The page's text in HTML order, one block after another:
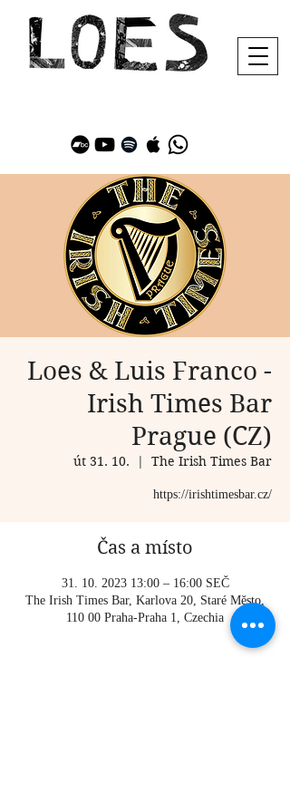
Loes & Luis Franco -
Irish Times Bar
Prague (CZ)
út 31. 10.
  |
The Irish Times Bar
https://irishtimesbar.cz/
Čas a místo
31. 10. 2023 13:00 – 16:00 SEČ
The Irish Times Bar, Karlova 20, Staré Město,
110 00 Praha-Praha 1, Czechia